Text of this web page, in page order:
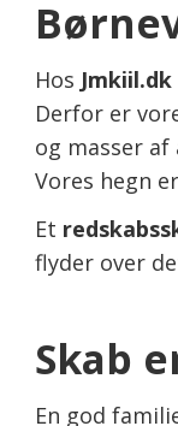
Hos Jmkiil.dk
Derfor er
og masser
Vores hegn
Et
flyder over
Skab
En god